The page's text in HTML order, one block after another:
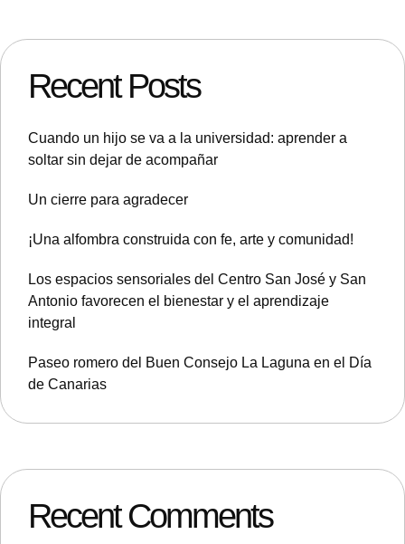
Recent Posts
Cuando un hijo se va a la universidad: aprender a
soltar sin dejar de acompañar
Un cierre para agradecer
¡Una alfombra construida con fe, arte y comunidad!
Los espacios sensoriales del Centro San José y San
Antonio favorecen el bienestar y el aprendizaje
integral
Paseo romero del Buen Consejo La Laguna en el Día
de Canarias
Recent Comments